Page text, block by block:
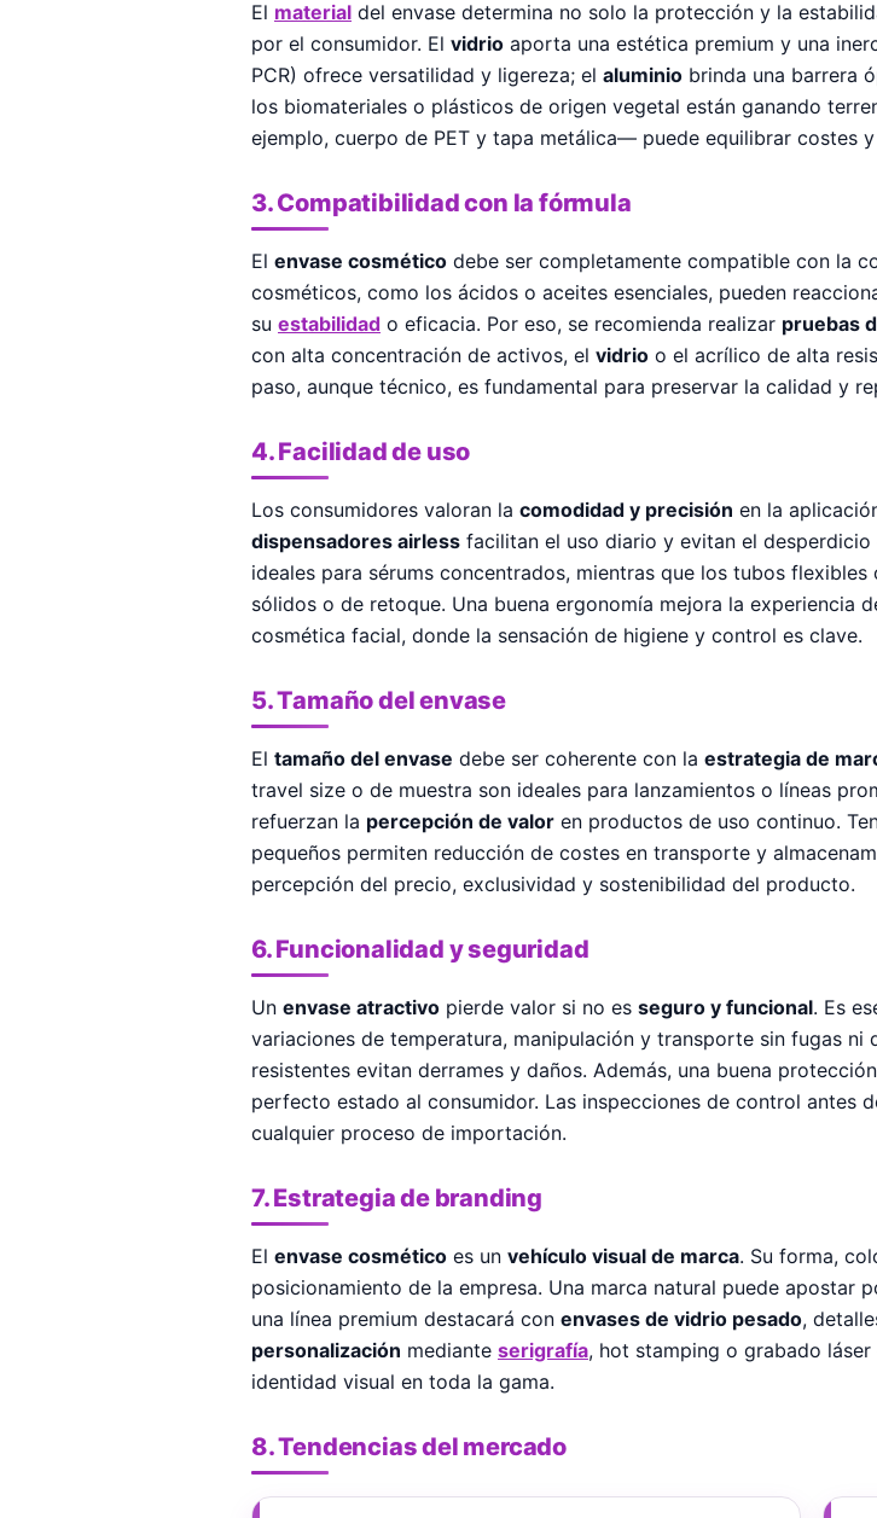
El material del envase determina no solo la protección y la
por el consumidor. El vidrio aporta una estética premium y una
PCR) ofrece versatilidad y ligereza; el aluminio brinda una barrera
los biomateriales o plásticos de origen vegetal están ganando
ejemplo, cuerpo de PET y tapa metálica— puede equilibrar costes
3. Compatibilidad con la fórmula
El envase cosmético debe ser completamente compatible con la
cosméticos, como los ácidos o aceites esenciales, pueden
su estabilidad o eficacia. Por eso, se recomienda realizar pruebas
con alta concentración de activos, el vidrio o el acrílico de alta
paso, aunque técnico, es fundamental para preservar la calidad y
4. Facilidad de uso
Los consumidores valoran la comodidad y precisión en la
dispensadores airless facilitan el uso diario y evitan el
ideales para sérums concentrados, mientras que los tubos
sólidos o de retoque. Una buena ergonomía mejora la experiencia
cosmética facial, donde la sensación de higiene y control es clave.
5. Tamaño del envase
El tamaño del envase debe ser coherente con la estrategia de
travel size o de muestra son ideales para lanzamientos o líneas
refuerzan la percepción de valor en productos de uso continuo.
pequeños permiten reducción de costes en transporte y
percepción del precio, exclusividad y sostenibilidad del producto.
6. Funcionalidad y seguridad
Un envase atractivo pierde valor si no es seguro y funcional. Es
variaciones de temperatura, manipulación y transporte sin fugas ni
resistentes evitan derrames y daños. Además, una buena
perfecto estado al consumidor. Las inspecciones de control antes
cualquier proceso de importación.
7. Estrategia de branding
El envase cosmético es un vehículo visual de marca. Su forma,
posicionamiento de la empresa. Una marca natural puede apostar
una línea premium destacará con envases de vidrio pesado,
personalización mediante serigrafía, hot stamping o grabado
identidad visual en toda la gama.
8. Tendencias del mercado